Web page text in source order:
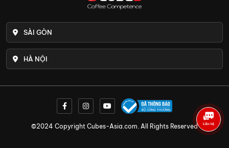
ngừa vi khuẩn phát triển, giữ trọn hương vị và dinh
dưỡng.
Nâng cao chất lượng đồ uống
cà phê, trà sữa, chất lượng sữa tươi là yếu tố
quyết định hương vị thơm ngon của đồ uống. Sữa
nên những ly cà phê, trà sữa hấp dẫn, thu hút
: Bằng cách giảm thiểu tỷ lệ hư
SÀI GÒN
HÀ NỘI
©2024 Copyright Cubes-Asia.com. All Rights Reserved